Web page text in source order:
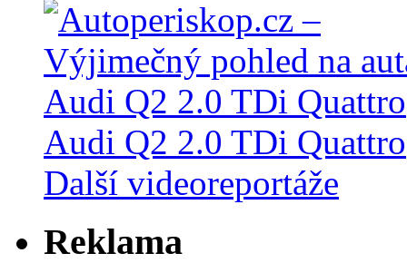
Audi Q2 2.0 TDi Quattro
Další videoreportáže
Reklama